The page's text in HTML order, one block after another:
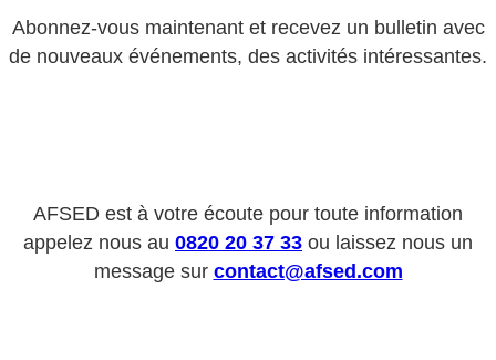
Abonnez-vous maintenant et recevez un bulletin avec
de nouveaux événements, des activités intéressantes.
AFSED est à votre écoute pour toute information
appelez nous au 0820 20 37 33 ou laissez nous un
message sur contact@afsed.com